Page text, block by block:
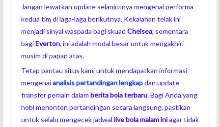
Jangan lewatkan update selanjutnya mengenai performa
kedua tim di laga-laga berikutnya. Kekalahan telak ini
menjadi sinyal waspada bagi skuad Chelsea, sementara
bagiEverton, ini adalah modal besar untuk mengakhiri
musim di papan atas.
Tetap pantau situs kami untuk mendapatkan informasi
mengenaianalisis pertandingan lengkapdan update
transfer pemain dalam berita bola terbaru. Bagi Anda yang
hobi menonton pertandingan secara langsung, pastikan
untuk selalu mengecek jadwal live bola malam iniagar tidak